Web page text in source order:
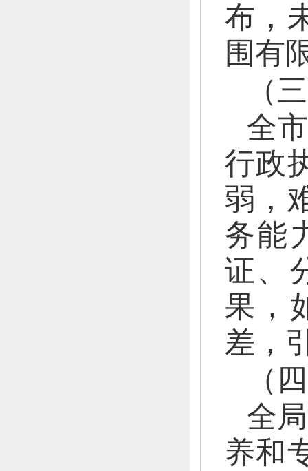
布，
围有
（
全
行政
弱，
务能
证、
果，
差，
（
全
养和